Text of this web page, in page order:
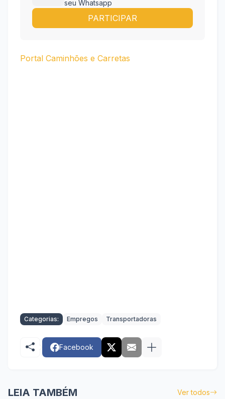
seu Whatsapp
PARTICIPAR
Portal Caminhões e Carretas
Categorias: Empregos Transportadoras
Facebook
LEIA TAMBÉM Ver todos